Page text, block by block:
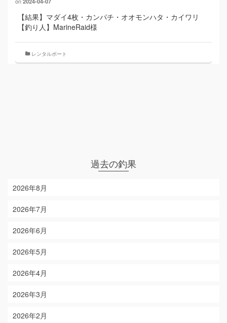
【結果】マダイ4枚・カンパチ・オオモンハタ・カイワリ
【釣り人】MarineRaid様
レンタルボート
過去の釣果
2026年8月
2026年7月
2026年6月
2026年5月
2026年4月
2026年3月
2026年2月